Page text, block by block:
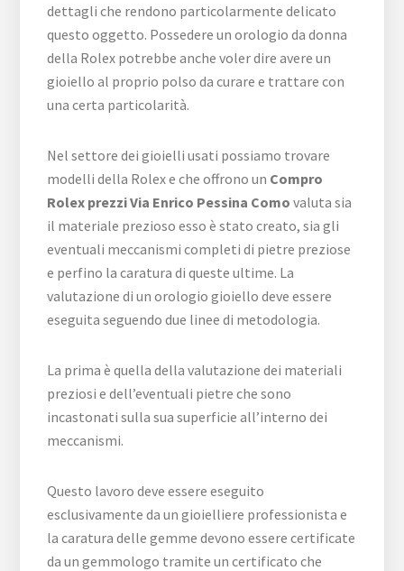
dettagli che rendono particolarmente delicato
questo oggetto. Possedere un orologio da donna
della Rolex potrebbe anche voler dire avere un
gioiello al proprio polso da curare e trattare con
una certa particolarità.
Nel settore dei gioielli usati possiamo trovare
modelli della Rolex e che offrono un Compro
Rolex prezzi Via Enrico Pessina Como valuta sia
il materiale prezioso esso è stato creato, sia gli
eventuali meccanismi completi di pietre preziose
e perfino la caratura di queste ultime. La
valutazione di un orologio gioiello deve essere
eseguita seguendo due linee di metodologia.
La prima è quella della valutazione dei materiali
preziosi e dell’eventuali pietre che sono
incastonati sulla sua superficie all’interno dei
meccanismi.
Questo lavoro deve essere eseguito
esclusivamente da un gioielliere professionista e
la caratura delle gemme devono essere certificate
da un gemmologo tramite un certificato che